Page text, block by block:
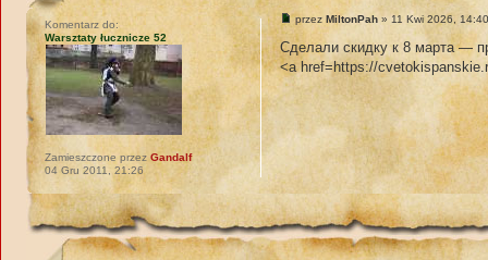
przezMiltonPah » 11 Kwi 2026,
Сделали скидку к 8 марта —
<a href=https://
Komentarz do:
Warsztaty łucznicze 52
Zamieszczone przezGandalf
04 Gru 2011, 21:26